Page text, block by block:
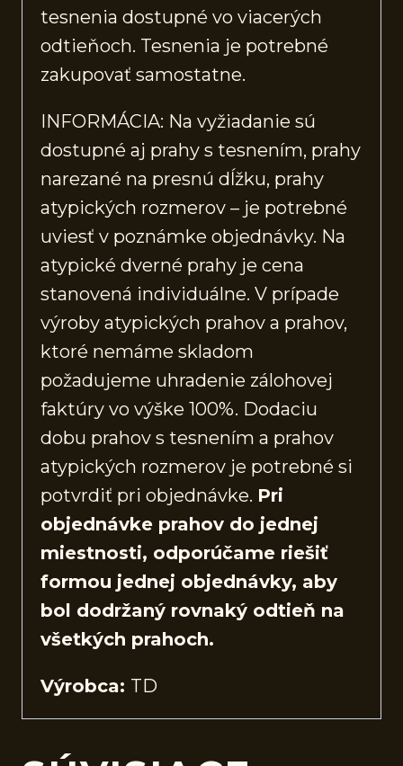
tesnenia dostupné vo viacerých
odtieňoch. Tesnenia je potrebné
zakupovať samostatne.
INFORMÁCIA: Na vyžiadanie sú
dostupné aj prahy s tesnením, prahy
narezané na presnú dĺžku, prahy
atypických rozmerov – je potrebné
uviesť v poznámke objednávky. Na
atypické dverné prahy je cena
stanovená individuálne. V prípade
výroby atypických prahov a prahov,
ktoré nemáme skladom
požadujeme uhradenie zálohovej
faktúry vo výške 100%. Dodaciu
dobu prahov s tesnením a prahov
atypických rozmerov je potrebné si
potvrdiť pri objednávke. Pri
objednávke prahov do jednej
miestnosti, odporúčame riešiť
formou jednej objednávky, aby
bol dodržaný rovnaký odtieň na
všetkých prahoch.
Výrobca: TD